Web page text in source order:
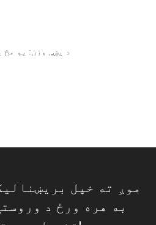
د پښې وزن: یو مخ
موږ ته خپل
به هره ورځ د